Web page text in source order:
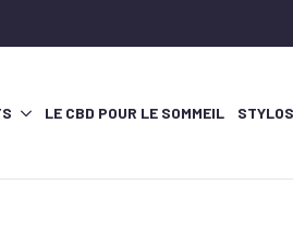
LE CBD POUR LE SOMMEIL